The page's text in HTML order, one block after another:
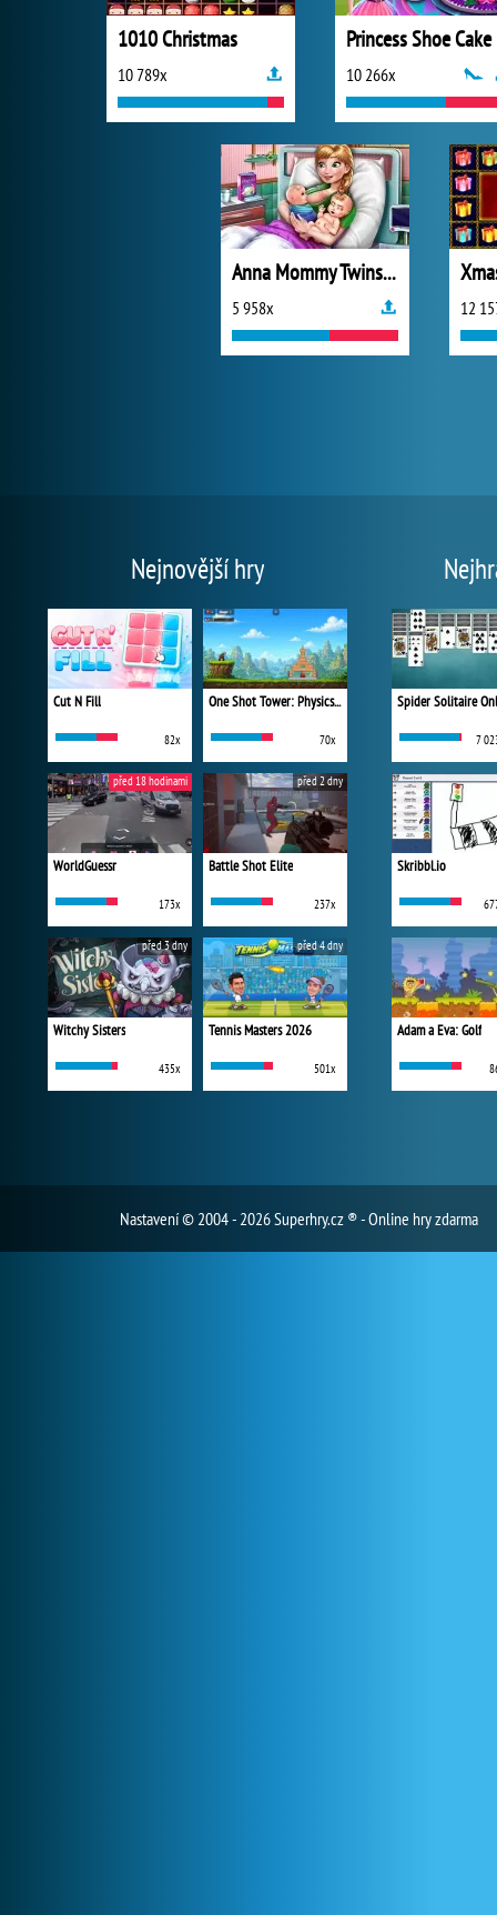
1010 Christmas
10 789x
Princess Shoe Cake
10 266x
Anna Mommy Twins Birth
5 958x 12
Nejnovější hry
Cut N Fill
82x
One Shot Tower: Physics Destroyer
70x
WorldGuessr
173x
před 18 hodinami
Battle Shot Elite
237x
před 2 dny
Witchy Sisters
435x
před 3 dny
Tennis Masters 2026
501x
před 4 dny
Spider Solitaire
7
Skribbl.io
Adam a Eva: Golf
Nastavení© 2004 - 2026 Superhry.cz ® - Online hry zdarma